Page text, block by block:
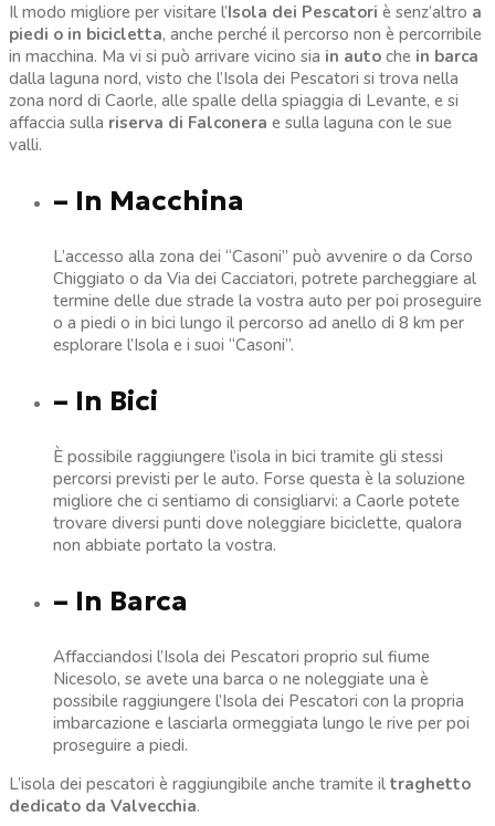
Il modo migliore per visitare l’Isola dei Pescatori è senz’altro a
piedi o in bicicletta, anche perché il percorso non è percorribile
in macchina. Ma vi si può arrivare vicino sia in auto che in barca
dalla laguna nord, visto che l’Isola dei Pescatori si trova nella
zona nord di Caorle, alle spalle della spiaggia di Levante, e si
affaccia sulla riserva di Falconera e sulla laguna con le sue
valli.
– In Macchina
L’accesso alla zona dei “Casoni” può avvenire o da Corso
Chiggiato o da Via dei Cacciatori, potrete parcheggiare al
termine delle due strade la vostra auto per poi proseguire
o a piedi o in bici lungo il percorso ad anello di 8 km per
esplorare l’Isola e i suoi “Casoni”.
– In Bici
È possibile raggiungere l’isola in bici tramite gli stessi
percorsi previsti per le auto. Forse questa è la soluzione
migliore che ci sentiamo di consigliarvi: a Caorle potete
trovare diversi punti dove noleggiare biciclette, qualora
non abbiate portato la vostra.
– In Barca
Affacciandosi l’Isola dei Pescatori proprio sul fiume
Nicesolo, se avete una barca o ne noleggiate una è
possibile raggiungere l’Isola dei Pescatori con la propria
imbarcazione e lasciarla ormeggiata lungo le rive per poi
proseguire a piedi.
L’isola dei pescatori è raggiungibile anche tramite il traghetto
dedicato da Valvecchia.